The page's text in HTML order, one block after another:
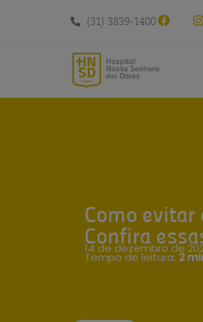
(31) 3839-1400
Como
Confira
14 de dezembro de
Tempo de leitura: 2